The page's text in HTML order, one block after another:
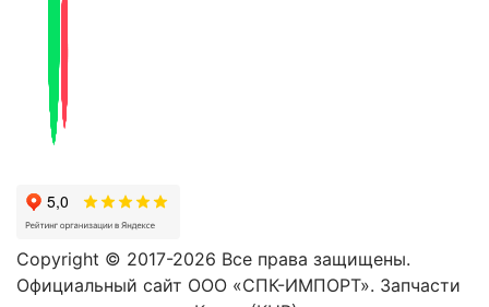
Copyright © 2017-2026 Все права защищены.
Официальный сайт ООО «СПК-ИМПОРТ». Запчасти